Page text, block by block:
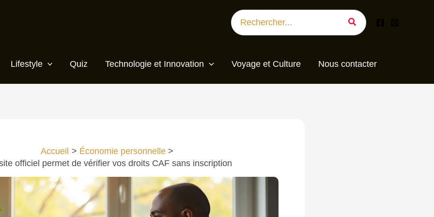
Search
for:
Lifestyle Quiz Technologie et Innovation Voyage et Culture Nous contacter
Accueil
Économie personnelle
officiel permet de vérifier vos droits CAF sans inscription